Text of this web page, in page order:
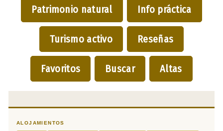
Patrimonio natural Info práctica
Turismo activo Reseñas
Favoritos Buscar Altas